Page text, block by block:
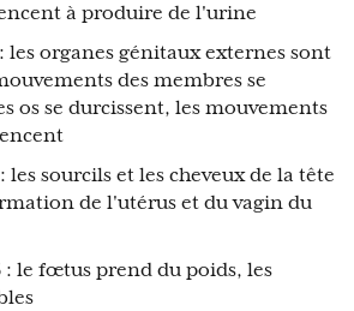
à produire de l'urine
: les organes génitaux externes sont
des membres se
os se durcissent, les mouvements
les sourcils et les cheveux de la tête
de l'utérus et du vagin du
: le fœtus prend du poids, les